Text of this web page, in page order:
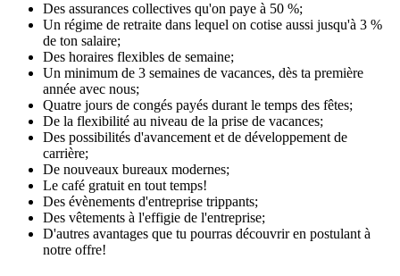
Des assurances collectives qu'on paye à 50 %;
Un régime de retraite dans lequel on cotise aussi jusqu'à 3 %
de ton salaire;
Des horaires flexibles de semaine;
Un minimum de 3 semaines de vacances, dès ta première
année avec nous;
Quatre jours de congés payés durant le temps des fêtes;
De la flexibilité au niveau de la prise de vacances;
Des possibilités d'avancement et de développement de
carrière;
De nouveaux bureaux modernes;
Le café gratuit en tout temps!
Des évènements d'entreprise trippants;
Des vêtements à l'effigie de l'entreprise;
D'autres avantages que tu pourras découvrir en postulant à
notre offre!